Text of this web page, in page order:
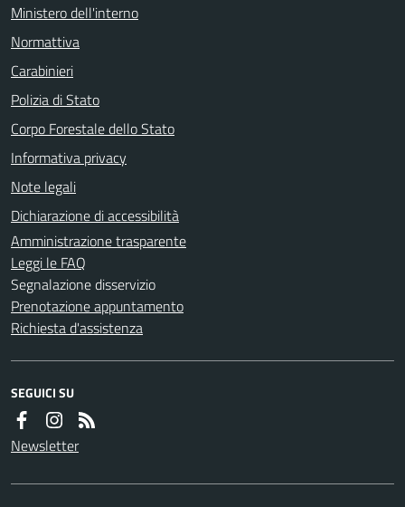
Ministero dell'interno
Normattiva
Carabinieri
Polizia di Stato
Corpo Forestale dello Stato
Informativa privacy
Note legali
Dichiarazione di accessibilità
Amministrazione trasparente
Leggi le FAQ
Segnalazione disservizio
Prenotazione appuntamento
Richiesta d'assistenza
SEGUICI SU
Newsletter